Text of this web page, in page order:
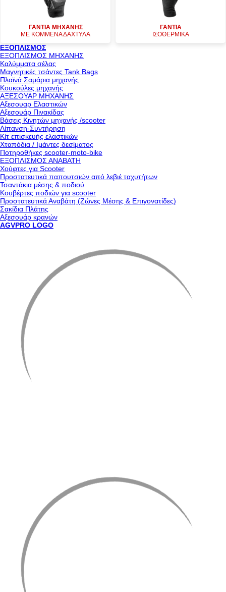
ΓΑΝΤΙΑ ΜΗΧΑΝΗΣ
ΜΕ ΚΟΜΜΕΝΑ ΔΑΧΤΥΛΑ
ΓΑΝΤΙΑ
ΙΣΟΘΕΡΜΙΚΑ
ΕΞΟΠΛΙΣΜΟΣ
ΕΞΟΠΛΙΣΜΟΣ ΜΗΧΑΝΗΣ
Καλύμματα σέλας
Μαγνητικές τσάντες Tank Bags
Πλαϊνά Σαμάρια μηχανής
Κουκούλες μηχανής
ΑΞΕΣΟΥΑΡ ΜΗΧΑΝΗΣ
Αξεσουαρ Ελαστικών
Αξεσουάρ Πινακίδας
Βάσεις Κινητών μηχανής /scooter
Λίπανση-Συντήρηση
Κίτ επισκευής ελαστικών
Χταπόδια / Ιμάντες δεσίματος
Ποτηροθήκες scooter-moto-bike
ΕΞΟΠΛΙΣΜΟΣ ΑΝΑΒΑΤΗ
Χούφτες για Scooter
Προστατευτικά παπουτσιών από λεβιέ ταχυτήτων
Τσαντάκια μέσης & ποδιού
Κουβέρτες ποδιών για scooter
Προστατευτικά Αναβάτη (Ζώνες Μέσης & Επιγονατίδες)
Σακίδια Πλάτης
Αξεσουάρ κρανών
AGVPRO LOGO